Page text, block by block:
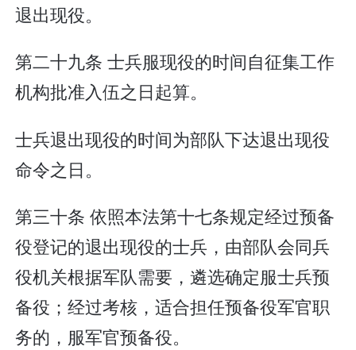
退出现役。
第二十九条 士兵服现役的时间自征集工作
机构批准入伍之日起算。
士兵退出现役的时间为部队下达退出现役
命令之日。
第三十条 依照本法第十七条规定经过预备
役登记的退出现役的士兵，由部队会同兵
役机关根据军队需要，遴选确定服士兵预
备役；经过考核，适合担任预备役军官职
务的，服军官预备役。